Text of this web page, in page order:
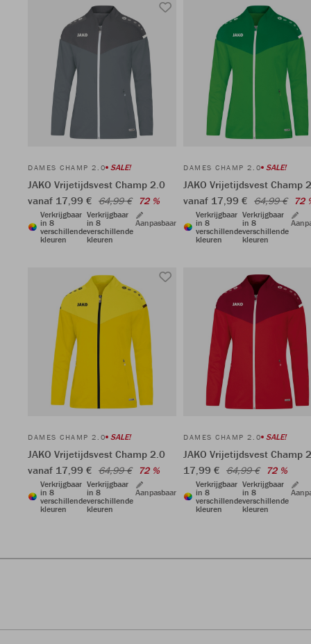
DAMES CHAMP 2.0 SALE!
JAKO Vrijetijdsvest Champ 2.0
vanaf 17,99 € 64,99 € 72 %
Verkrijgbaar
in 8
verschillende
kleuren
Verkrijgbaar
in 8
verschillende
kleuren
Aanpasbaar
DAMES CHAMP 2.0 SALE!
JAKO Vrijetijdsvest Champ
vanaf 17,99 € 64,99 € 72
Verkrijgbaar
in 8
verschillende
kleuren
Verkrijgbaar
in 8
verschillende
kleuren
DAMES CHAMP 2.0 SALE!
JAKO Vrijetijdsvest Champ 2.0
vanaf 17,99 € 64,99 € 72 %
Verkrijgbaar
in 8
verschillende
kleuren
Verkrijgbaar
in 8
verschillende
kleuren
Aanpasbaar
DAMES CHAMP 2.0 SALE!
JAKO Vrijetijdsvest Champ
17,99 € 64,99 € 72 %
Verkrijgbaar
in 8
verschillende
kleuren
Verkrijgbaar
in 8
verschillende
kleuren